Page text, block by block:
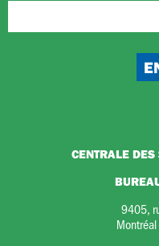
CENTRALE
9405,